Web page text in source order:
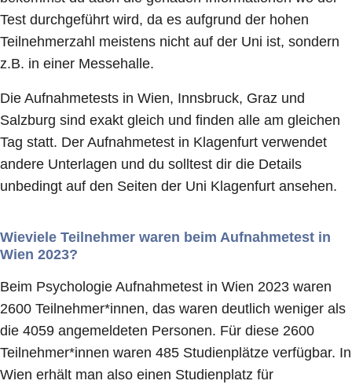
Test durchgeführt wird, da es aufgrund der hohen
Teilnehmerzahl meistens nicht auf der Uni ist, sondern
z.B. in einer Messehalle.
Die Aufnahmetests in Wien, Innsbruck, Graz und
Salzburg sind exakt gleich und finden alle am gleichen
Tag statt. Der Aufnahmetest in Klagenfurt verwendet
andere Unterlagen und du solltest dir die Details
unbedingt auf den Seiten der Uni Klagenfurt ansehen.
Wieviele Teilnehmer waren beim Aufnahmetest in
Wien 2023?
Beim Psychologie Aufnahmetest in Wien 2023 waren
2600 Teilnehmer*innen, das waren deutlich weniger als
die 4059 angemeldeten Personen. Für diese 2600
Teilnehmer*innen waren 485 Studienplätze verfügbar. In
Wien erhält man also einen Studienplatz für